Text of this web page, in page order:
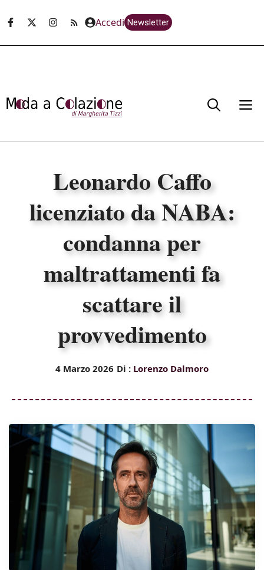
Accedi Newsletter
Leonardo Caffo
licenziato da NABA:
condanna per
maltrattamenti fa
scattare il
provvedimento
4 Marzo 2026 Di : Lorenzo Dalmoro